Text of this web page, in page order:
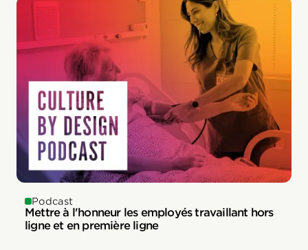
Podcast
Mettre à l'honneur les employés travaillant hors
ligne et en première ligne